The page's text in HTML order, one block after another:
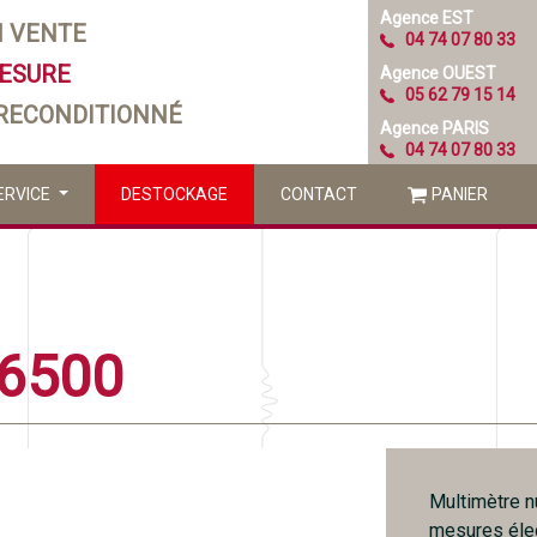
VENTE
Agence EST
04 74 07 80 33
Agence OUEST
05 62 79 15 14
Agence PARIS
04 74 07 80 33
DESTOCKAGE CONTACT PANIER
Multimètre
mesures